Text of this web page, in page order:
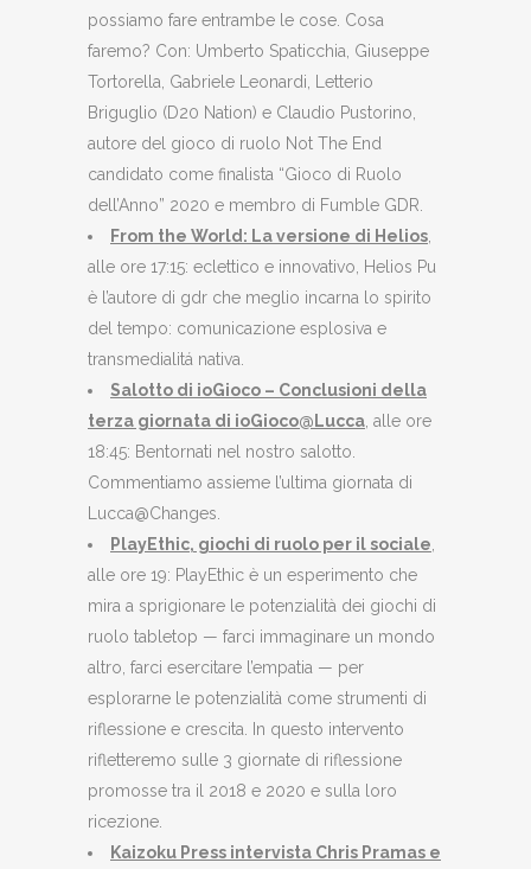
possiamo fare entrambe le cose. Cosa
faremo? Con: Umberto Spaticchia, Giuseppe
Tortorella, Gabriele Leonardi, Letterio
Briguglio (D20 Nation) e Claudio Pustorino,
autore del gioco di ruolo Not The End
candidato come finalista “Gioco di Ruolo
dell’Anno” 2020 e membro di Fumble GDR.
From the World: La versione di Helios
alle ore 17:15: eclettico e innovativo, Helios Pu
è l’autore di gdr che meglio incarna lo spirito
del tempo: comunicazione esplosiva e
transmedialitá nativa.
Salotto di ioGioco – Conclusioni della
terza giornata di ioGioco@Lucca , alle ore
18:45: Bentornati nel nostro salotto.
Commentiamo assieme l’ultima giornata di
Lucca@Changes.
PlayEthic, giochi di ruolo per il sociale
alle ore 19: PlayEthic è un esperimento che
mira a sprigionare le potenzialità dei giochi di
ruolo tabletop — farci immaginare un mondo
altro, farci esercitare l’empatia — per
esplorarne le potenzialità come strumenti di
riflessione e crescita. In questo intervento
rifletteremo sulle 3 giornate di riflessione
promosse tra il 2018 e 2020 e sulla loro
ricezione.
Kaizoku Press intervista Chris Pramas e